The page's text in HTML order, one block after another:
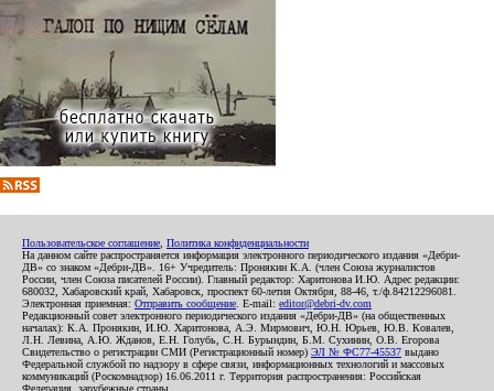
Пользовательское соглашение Политика конфиденциальности
На данном сайте распространяется информация электронного периодического издания «Дебри-
ДВ» со знаком «Дебри-ДВ». 16+ Учредитель: Пронякин К.А. (член Союза журналистов
России, член Союза писателей России). Главный редактор: Харитонова И.Ю. Адрес редакции:
680032, Хабаровский край, Хабаровск, проспект 60-летия Октября, 88-46, т./ф.84212296081.
Электронная приемная: Отправить сообщение . E-mail: editor@debri-dv.com
Редакционный совет электронного периодического издания «Дебри-ДВ» (на общественных
началах): К.А. Пронякин, И.Ю. Харитонова, А.Э. Мирмович, Ю.Н. Юрьев, Ю.В. Ковалев,
Л.Н. Левина, А.Ю. Жданов, Е.Н. Голубь, С.Н. Бурындин, Б.М. Сухинин, О.В. Егорова
Свидетельство о регистрации СМИ (Регистрационный номер) ЭЛ № ФС77-45537 выдано
Федеральной службой по надзору в сфере связи, информационных технологий и массовых
коммуникаций (Роскомнадзор) 16.06.2011 г. Территория распространения: Российская
Федерация, зарубежные страны.